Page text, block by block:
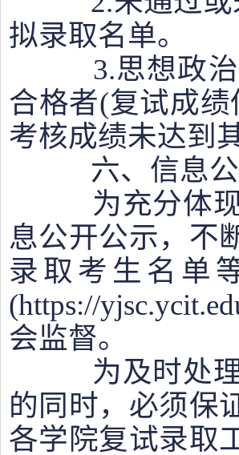
拟录取名单。
3.思想政治
合格者(复试成
考核成绩未达到
六、信息公
为充分体现
息公开公示，不
录取考生名单
(https://
会监督。
为及时处理
的同时，必须保
各学院复试录取